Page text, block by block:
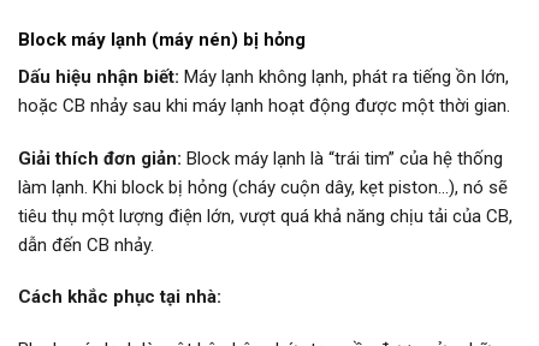
Block máy lạnh (máy nén) bị hỏng
Dấu hiệu nhận biết: Máy lạnh không lạnh, phát ra tiếng ồn lớn,
hoặc CB nhảy sau khi máy lạnh hoạt động được một thời gian.
Giải thích đơn giản: Block máy lạnh là “trái tim” của hệ thống
làm lạnh. Khi block bị hỏng (cháy cuộn dây, kẹt piston…), nó sẽ
tiêu thụ một lượng điện lớn, vượt quá khả năng chịu tải của CB,
dẫn đến CB nhảy.
Cách khắc phục tại nhà: